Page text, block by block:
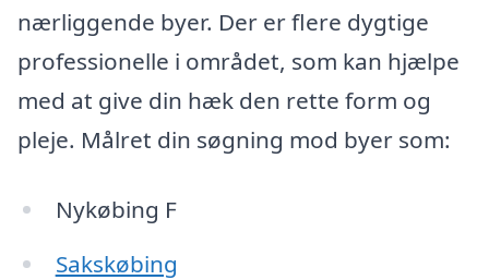
nærliggende byer. Der er flere dygtige
professionelle i området, som kan hjælpe
med at give din hæk den rette form og
pleje. Målret din søgning mod byer som:
Nykøbing F
Sakskøbing